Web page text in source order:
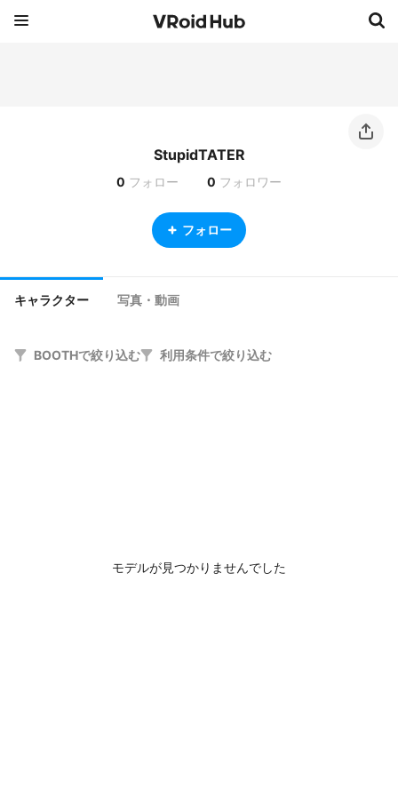
StupidTATER
0 フォロー 0 フォロワー
フォロー
キャラクター 写真・動画
BOOTHで絞り込む 利用条件で絞り込む
モデルが見つかりませんでした